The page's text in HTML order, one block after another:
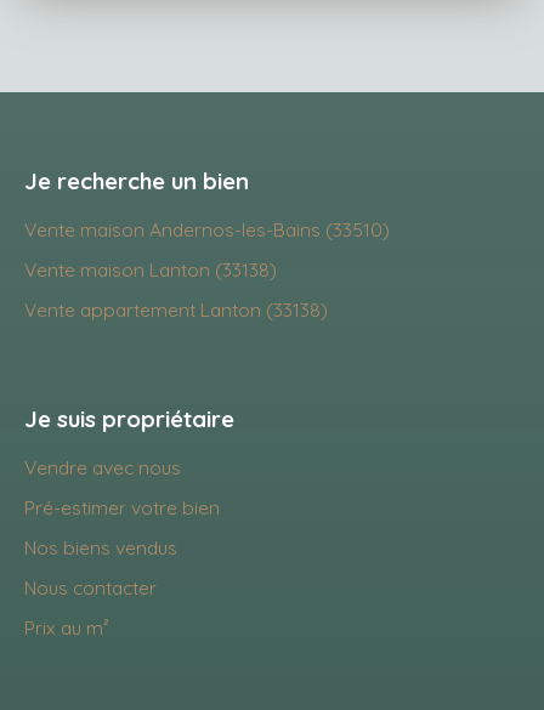
Je recherche un bien
Vente maison Andernos-les-Bains (33510)
Vente maison Lanton (33138)
Vente appartement Lanton (33138)
Je suis propriétaire
Vendre avec nous
Pré-estimer votre bien
Nos biens vendus
Nous contacter
Prix au m²